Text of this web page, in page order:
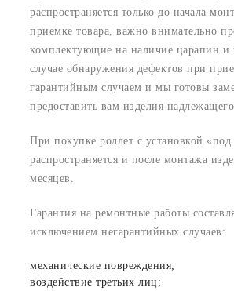
распространяется только до начала
приемке товара, важно внимательно
комплектующие на наличие царапин и
случае обнаружения дефектов при
гарантийным случаем и мы готовы
предоставить вам изделия надлежащего
При покупке роллет с установкой «под
распространяется и после монтажа
месяцев.
Гарантия на ремонтные работы
исключением негарантийных случаев:
механические повреждения;
воздействие третьих лиц;